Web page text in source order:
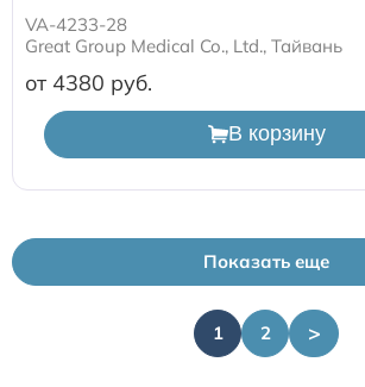
VA-4233-28
Great Group Medical Co., Ltd., Тайвань
от 4380
В корзину
Показать еще
1 2 >